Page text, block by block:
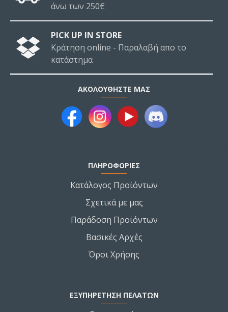
άνω των 250€
PICK UP IN STORE
Κράτηση online - Παραλαβή απο το
κατάστημα
ΑΚΟΛΟΥΘΉΣΤΕ ΜΑΣ
ΠΛΗΡΟΦΟΡΙΕΣ
Κατάλογος Προϊόντων
Σχετικά με μας
Παράδοση Προϊόντων
Βασικές Αρχές
Όροι Χρήσης
ΕΞΥΠΗΡΕΤΗΣΗ ΠΕΛΑΤΩΝ